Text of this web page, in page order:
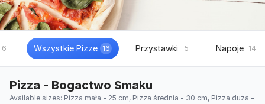
6 Wszystkie Pizze 16 Przystawki 5 Napoje 14
Pizza - Bogactwo Smaku
Available sizes: Pizza mała - 25 cm, Pizza średnia - 30 cm, Pizza duża -